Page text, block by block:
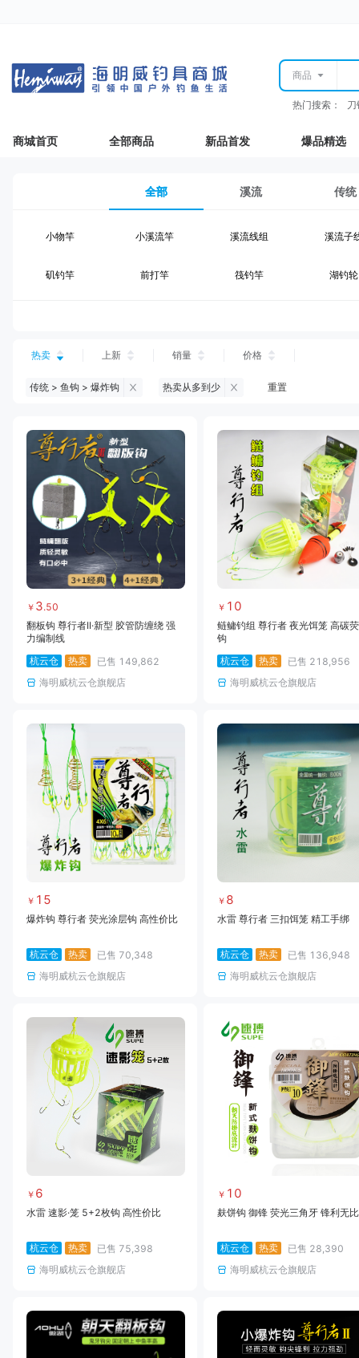
商品
热门搜索：
商城首页 全部商品 新品首发 爆品精选
全部 溪流 传统
小物竿 小溪流竿 溪流线组 溪流子
矶钓竿 前打竿 筏钓竿 湖钓轮
台钓仕挂 台钓钩
钓鱼伞 台钓服饰 台钓装备
黑坑浮漂 黑坑配件 黑坑钓灯 黑坑网
马口竿 路亚竿 雷强竿
路亚装备 海钓竿 海钓轮 海钓线
热卖 上新 销量 价格
传统 > 鱼钩 > 爆炸钩 热卖从多到少 重置
￥ 3.50
翻板钩 尊行者II·新型 胶管防缠绕 强
力编制线
杭云仓
热卖 已售 149,862
海明威杭云仓旗舰店
￥ 10
鲢鳙钓组 尊行者 夜光饵笼 高碳
钩
杭云仓
热卖 已售 218,956
海明威杭云仓旗舰店
￥ 15
爆炸钩 尊行者 荧光涂层钩 高性价比
杭云仓 热卖 已售 70,348
海明威杭云仓旗舰店
￥ 8
水雷 尊行者 三扣饵笼 精工手绑
杭云仓 热卖 已售 136,948
海明威杭云仓旗舰店
￥ 6
水雷 速影·笼 5+2枚钩 高性价比
杭云仓 热卖 已售 75,398
海明威杭云仓旗舰店
￥ 10
麸饼钩 御锋 荧光三角牙 锋利无比
杭云仓 热卖 已售 28,390
海明威杭云仓旗舰店